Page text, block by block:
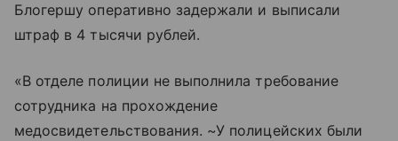
Блогершу оперативно задержали и выписали
штраф в 4 тысячи рублей.
«В отделе полиции не выполнила требование
сотрудника на прохождение
медосвидетельствования. ~У полицейских были